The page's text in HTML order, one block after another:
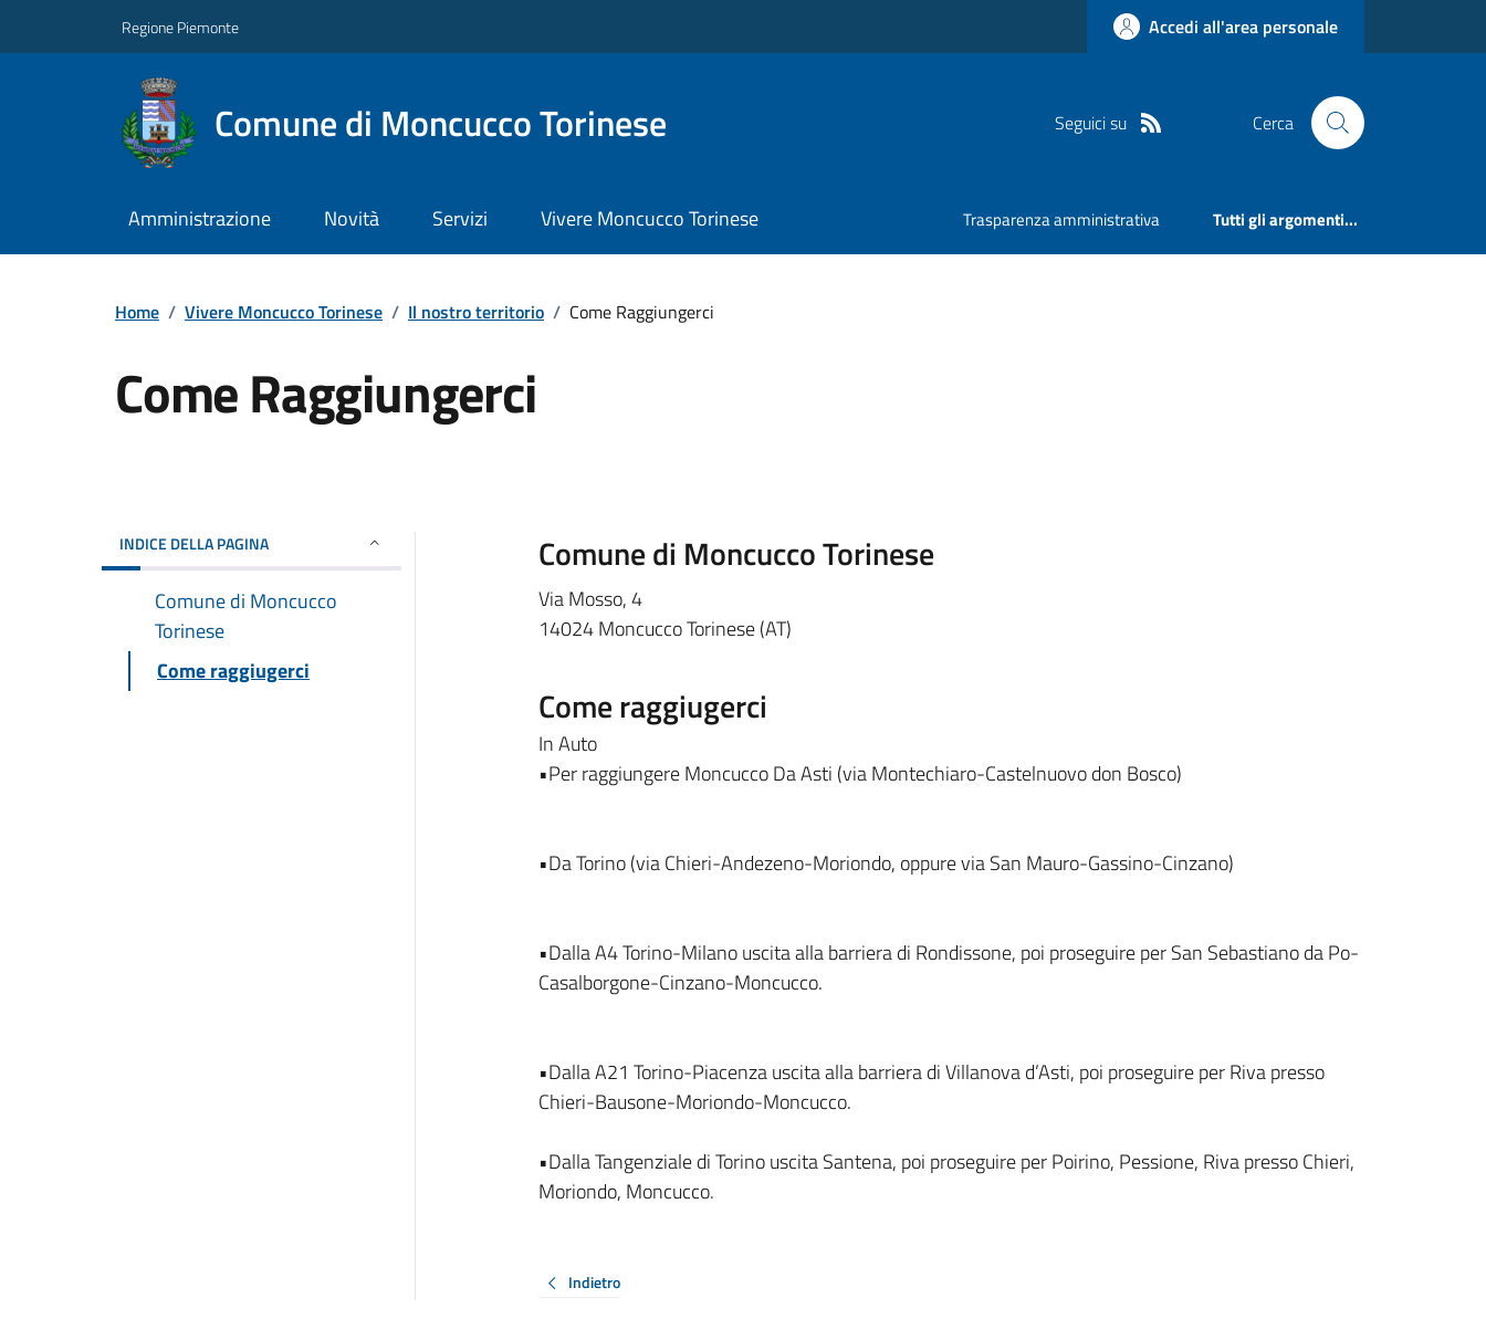
Regione Piemonte Accedi all'area personale
Comune di Moncucco Torinese Seguici su Cerca
Amministrazione Novità Servizi Vivere Moncucco Torinese Trasparenza amministrativa Tutti gli argomenti...
Home / Vivere Moncucco Torinese / Il nostro territorio / Come Raggiungerci
Come Raggiungerci
INDICE DELLA PAGINA
Comune di Moncucco
Torinese
Come raggiugerci
Comune di Moncucco Torinese
Via Mosso, 4
14024 Moncucco Torinese (AT)
Come raggiugerci
In Auto
•Per raggiungere Moncucco Da Asti (via Montechiaro-Castelnuovo don Bosco)
•Da Torino (via Chieri-Andezeno-Moriondo, oppure via San Mauro-Gassino-Cinzano)
•Dalla A4 Torino-Milano uscita alla barriera di Rondissone, poi proseguire per San Sebastiano da Po-
Casalborgone-Cinzano-Moncucco.
•Dalla A21 Torino-Piacenza uscita alla barriera di Villanova d’Asti, poi proseguire per Riva presso
Chieri-Bausone-Moriondo-Moncucco.
•Dalla Tangenziale di Torino uscita Santena, poi proseguire per Poirino, Pessione, Riva presso Chieri,
Moriondo, Moncucco.
Indietro